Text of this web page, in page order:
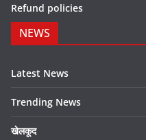
Refund policies
NEWS
Latest News
Trending News
खेलकूद